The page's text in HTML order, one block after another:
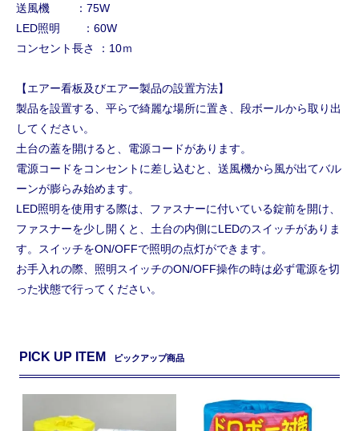
送風機 ：75W
LED照明 ：60W
コンセント長さ ：10ｍ
【エアー看板及びエアー製品の設置方法】
製品を設置する、平らで綺麗な場所に置き、段ボールから取り出
してください。
土台の蓋を開けると、電源コードがあります。
電源コードをコンセントに差し込むと、送風機から風が出てバル
ーンが膨らみ始めます。
LED照明を使用する際は、ファスナーに付いている錠前を開け、
ファスナーを少し開くと、土台の内側にLEDのスイッチがありま
す。スイッチをON/OFFで照明の点灯ができます。
お手入れの際、照明スイッチのON/OFF操作の時は必ず電源を切
った状態で行ってください。
PICK UP ITEM ピックアップ商品